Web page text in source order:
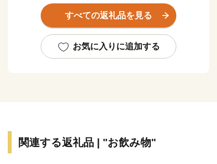
本一を誇るほどになり、町を代表する特産品となってい
児島県さつま町との交流事業を推進しており、次代を担
う人材の育成に努めています。
すべての返礼品を見る
お気に入りに追加する
関連する返礼品 | "お飲み物"